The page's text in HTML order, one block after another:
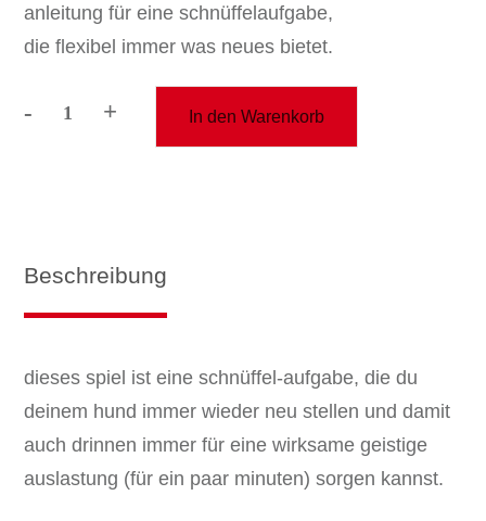
anleitung für eine schnüffelaufgabe,
die flexibel immer was neues bietet.
-spielanleitung
+ In den Warenkorb
Beschreibung
dieses spiel ist eine schnüffel-aufgabe, die du
deinem hund immer wieder neu stellen und damit
auch drinnen immer für eine wirksame geistige
auslastung (für ein paar minuten) sorgen kannst.